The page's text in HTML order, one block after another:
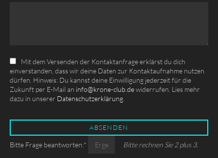
Mit dem Versenden der Kontaktanfrage erklärst du dich
einverstanden, dass wir deine Daten zur Kontaktaufnahme nutzen
dürfen. Hinweis: Du kannst deine Einwilligung jederzeit für die
Zukunft per E-Mail an info@krone-club.dewiderrufen. Lies mehr
dazu in unserer Datenschutzerklärung.
ABSENDEN
Bitte Frage beantworten:* Bitte rechnen Sie 2 plus 3.